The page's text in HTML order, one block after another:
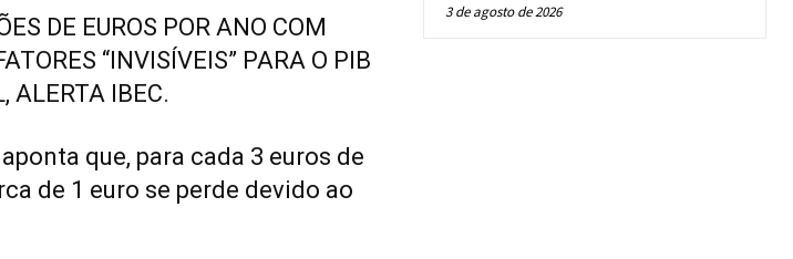
DE EUROS POR ANO COM
“INVISÍVEIS” PARA O PIB
ALERTA IBEC.
que, para cada 3 euros de
de 1 euro se perde devido ao
3 de agosto de 2026